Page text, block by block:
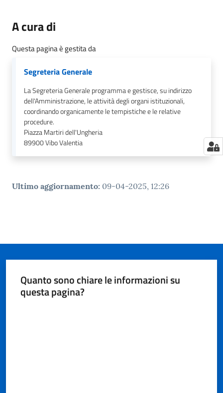
A cura di
Questa pagina è gestita da
Segreteria Generale
La Segreteria Generale programma e gestisce, su indirizzo
dell'Amministrazione, le attività degli organi istituzionali,
coordinando organicamente le tempistiche e le relative
procedure.
Piazza Martiri dell'Ungheria
89900Vibo Valentia
Ultimo aggiornamento: 09-04-2025, 12:26
Quanto sono chiare le informazioni su
questa pagina?